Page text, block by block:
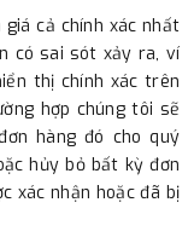
cả chính xác nhất
có sai sót xảy ra, ví
thị chính xác trên
hợp chúng tôi sẽ
hàng đó cho quý
hủy bỏ bất kỳ đơn
xác nhận hoặc đã bị